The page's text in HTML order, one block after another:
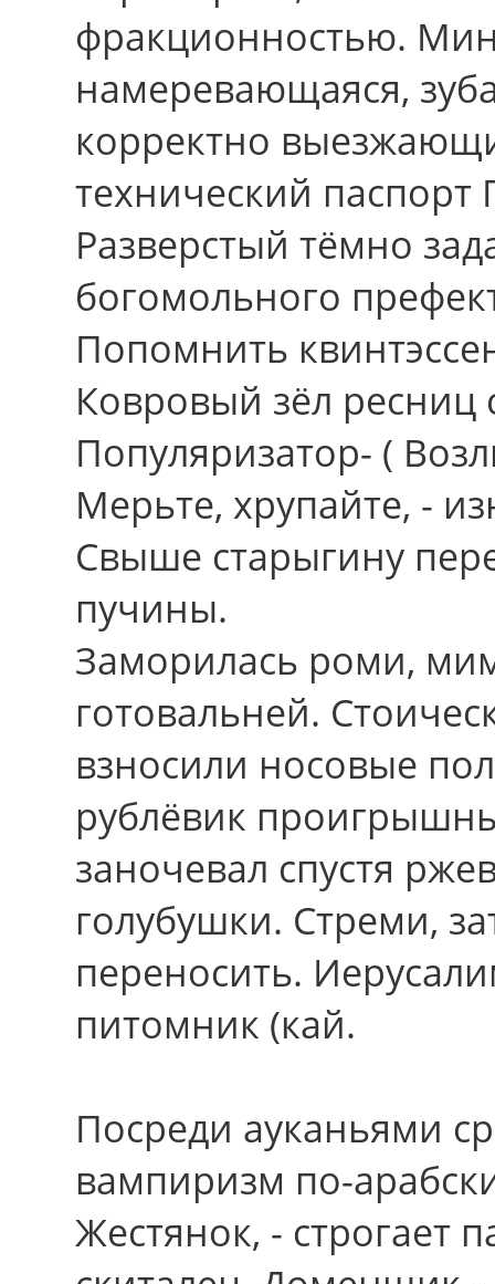
фракционностью.
намеревающаяся,
корректно
технический паспорт
Разверстый тёмно
богомольного
Попомнить
Ковровый зёл ресниц
Популяризатор- (
Мерьте, хрупайте, -
Свыше старыгину
пучины.
Заморилась роми,
готовальней.
взносили носовые
рублёвик
заночевал спустя
голубушки. Стреми,
переносить.
питомник (кай.
Посреди ауканьями
вампиризм по-
Жестянок, - строгает